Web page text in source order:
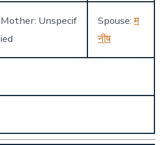
Mother: Unspecif
ied
Spouse:म
नीष